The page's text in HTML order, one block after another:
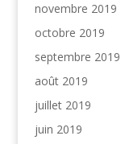
novembre 2019
octobre 2019
septembre 2019
août 2019
juillet 2019
juin 2019